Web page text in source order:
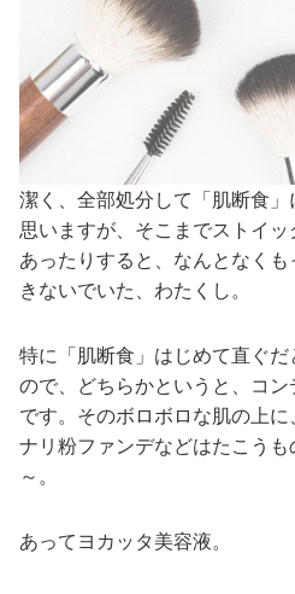
潔く、全部処分して「肌断食
思いますが、そこまでストイ
あったりすると、なんとなく
きないでいた、わたくし。
特に「肌断食」はじめて直ぐ
ので、どちらかというと、コン
です。そのボロボロな肌の上
ナリ粉ファンデなどはたこう
～。
あってヨカッタ美容液。